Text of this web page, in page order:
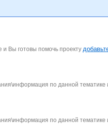
Вы готовы помочь проекту
по данной тематике
по данной тематике